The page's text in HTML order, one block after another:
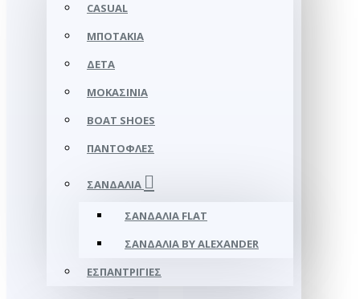
CASUAL
ΜΠΟΤΆΚΙΑ
ΔΕΤΆ
ΜΟΚΑΣΊΝΙΑ
BOAT SHOES
ΠΑΝΤΌΦΛΕΣ
ΣΑΝΔΆΛΙΑ
ΣΑΝΔΆΛΙΑ FLAT
ΣΑΝΔΆΛΙΑ BY ALEXANDER
ΕΣΠΑΝΤΡΊΓΙΕΣ